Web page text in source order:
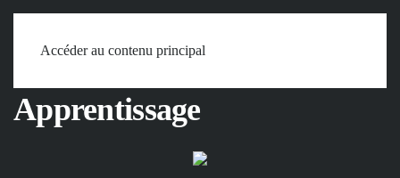
Accéder au contenu principal
Accueil Mots Apprentissage
Apprentissage